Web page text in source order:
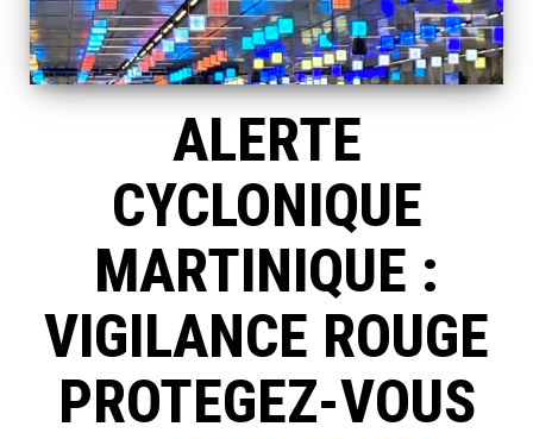
ALERTE
CYCLONIQUE
MARTINIQUE :
VIGILANCE ROUGE
PROTEGEZ-VOUS